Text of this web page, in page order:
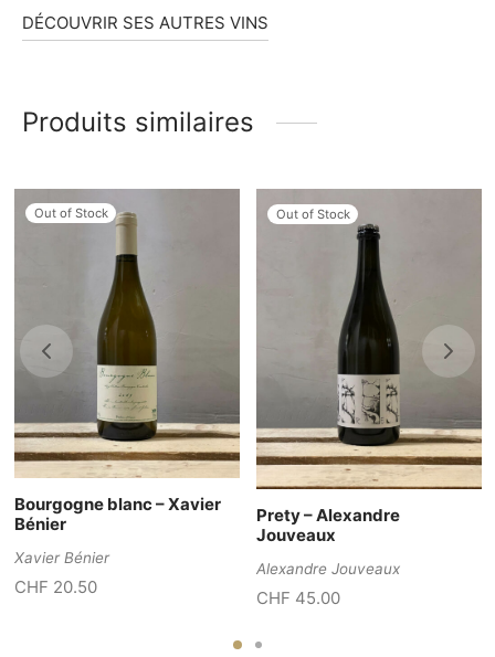
DÉCOUVRIR SES AUTRES VINS
Produits similaires
Out of Stock
Bourgogne blanc – Xavier
Bénier
Xavier Bénier
CHF 20.50
Out of Stock
Prety – Alexandre
Jouveaux
Alexandre Jouveaux
CHF 45.00